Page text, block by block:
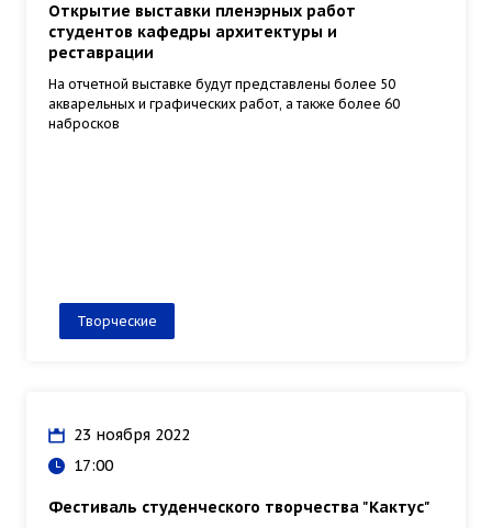
Открытие выставки пленэрных работ
студентов кафедры архитектуры и
реставрации
На отчетной выставке будут представлены более 50
акварельных и графических работ, а также более 60
набросков
Творческие
23 ноября 2022
17:00
Фестиваль студенческого творчества "Кактус"